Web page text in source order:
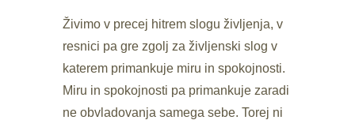
Živimo v precej hitrem slogu življenja, v
resnici pa gre zgolj za življenski slog v
katerem primankuje miru in spokojnosti.
Miru in spokojnosti pa primankuje zaradi
ne obvladovanja samega sebe. Torej ni